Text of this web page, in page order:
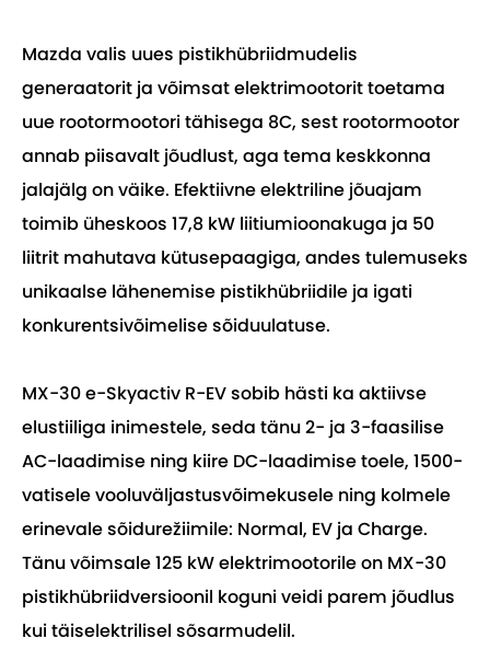
Mazda valis uues pistikhübriidmudelis
generaatorit ja võimsat elektrimootorit toetama
uue rootormootori tähisega 8C, sest rootormootor
annab piisavalt jõudlust, aga tema keskkonna
jalajälg on väike. Efektiivne elektriline jõuajam
toimib üheskoos 17,8 kW liitiumioonakuga ja 50
liitrit mahutava kütusepaagiga, andes tulemuseks
unikaalse lähenemise pistikhübriidile ja igati
konkurentsivõimelise sõiduulatuse.
MX-30 e-Skyactiv R-EV sobib hästi ka aktiivse
elustiiliga inimestele, seda tänu 2- ja 3-faasilise
AC-laadimise ning kiire DC-laadimise toele, 1500-
vatisele vooluväljastusvõimekusele ning kolmele
erinevale sõidurežiimile: Normal, EV ja Charge.
Tänu võimsale 125 kW elektrimootorile on MX-30
pistikhübriidversioonil koguni veidi parem jõudlus
kui täiselektrilisel sõsarmudelil.